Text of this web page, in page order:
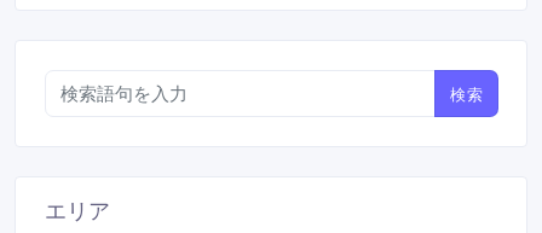
検索
エリア